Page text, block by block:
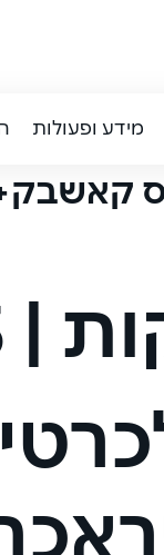
מידע ופעולות